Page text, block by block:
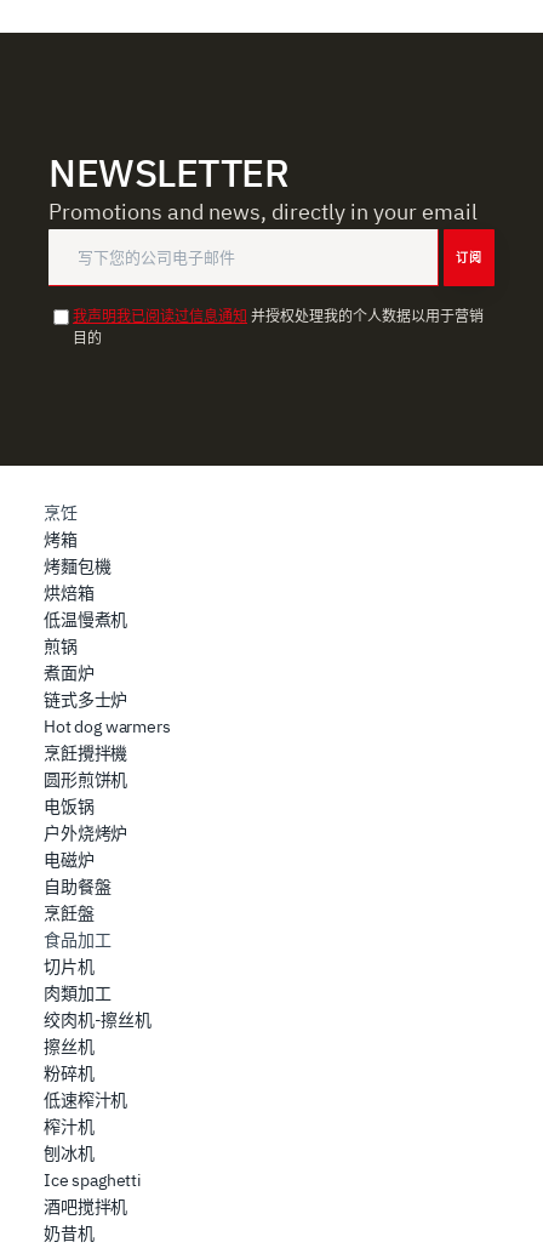
NEWSLETTER
Promotions and news, directly in your email
订阅
我声明我已阅读过信息通知 并授权处理我的个人数据以用于营销
目的
烹饪
烤箱
烤麵包機
烘焙箱
低温慢煮机
煎锅
煮面炉
链式多士炉
Hot dog warmers
烹飪攪拌機
圆形煎饼机
电饭锅
户外烧烤炉
电磁炉
自助餐盤
烹飪盤
食品加工
切片机
肉類加工
绞肉机-擦丝机
擦丝机
粉碎机
低速榨汁机
榨汁机
刨冰机
Ice spaghetti
酒吧搅拌机
奶昔机